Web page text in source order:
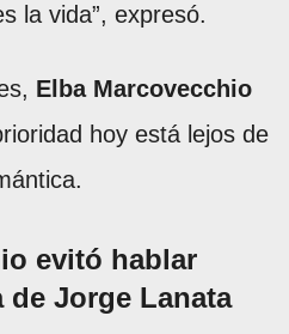
la vida”, expresó.
Elba Marcovecchio
hoy está lejos de
evitó hablar
de Jorge Lanata